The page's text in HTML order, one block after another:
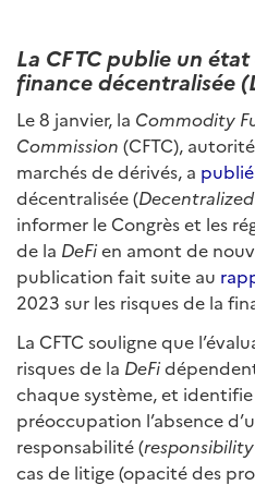
La CFTC publie un
finance décentralisée
Le 8 janvier, la Commodity
Commission (CFTC),
marchés de dérivés, a publié
décentralisée (
informer le Congrès et les
de la DeFien amont de
publication fait suite au
2023 sur les risques de la
La CFTC souligne que
risques de la DeFi
chaque système, et
préoccupation l’absence
responsabilité (
cas de litige (opacité des